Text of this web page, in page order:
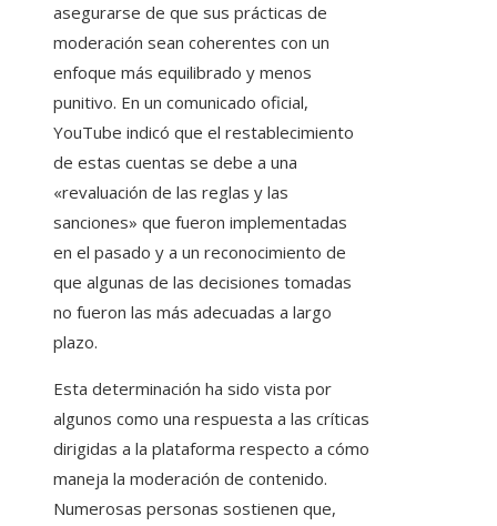
asegurarse de que sus prácticas de
moderación sean coherentes con un
enfoque más equilibrado y menos
punitivo. En un comunicado oficial,
YouTube indicó que el restablecimiento
de estas cuentas se debe a una
«revaluación de las reglas y las
sanciones» que fueron implementadas
en el pasado y a un reconocimiento de
que algunas de las decisiones tomadas
no fueron las más adecuadas a largo
plazo.
Esta determinación ha sido vista por
algunos como una respuesta a las críticas
dirigidas a la plataforma respecto a cómo
maneja la moderación de contenido.
Numerosas personas sostienen que,